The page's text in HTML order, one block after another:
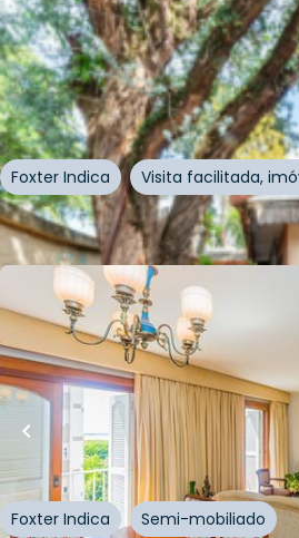
10% OFF
400m²•4quartos•3 banheiros
Casa
Rua Emílio Lang Júnior,Jardim
Foxter Indica Visita facilitada,
Cód.550796
620.000,00
R$520.000,00
16% OFF
154m²•3quartos•2banheiros
Apartamento • Condomínio
Rua Otávio Dutra
Santa Tereza ,
Foxter Indica Semi-mobiliado